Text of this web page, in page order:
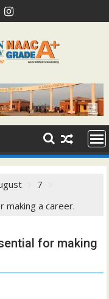
7
making a career.
for making